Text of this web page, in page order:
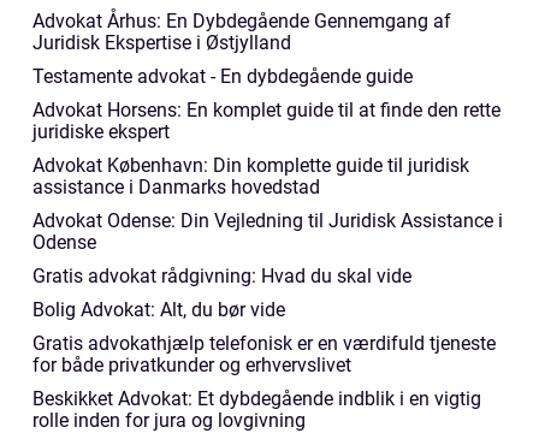
Advokat Århus: En Dybdegående Gennemgang af
Juridisk Ekspertise i Østjylland
Testamente advokat - En dybdegående guide
Advokat Horsens: En komplet guide til at finde den rette
juridiske ekspert
Advokat København: Din komplette guide til juridisk
assistance i Danmarks hovedstad
Advokat Odense: Din Vejledning til Juridisk Assistance i
Odense
Gratis advokat rådgivning: Hvad du skal vide
Bolig Advokat: Alt, du bør vide
Gratis advokathjælp telefonisk er en værdifuld tjeneste
for både privatkunder og erhvervslivet
Beskikket Advokat: Et dybdegående indblik i en vigtig
rolle inden for jura og lovgivning